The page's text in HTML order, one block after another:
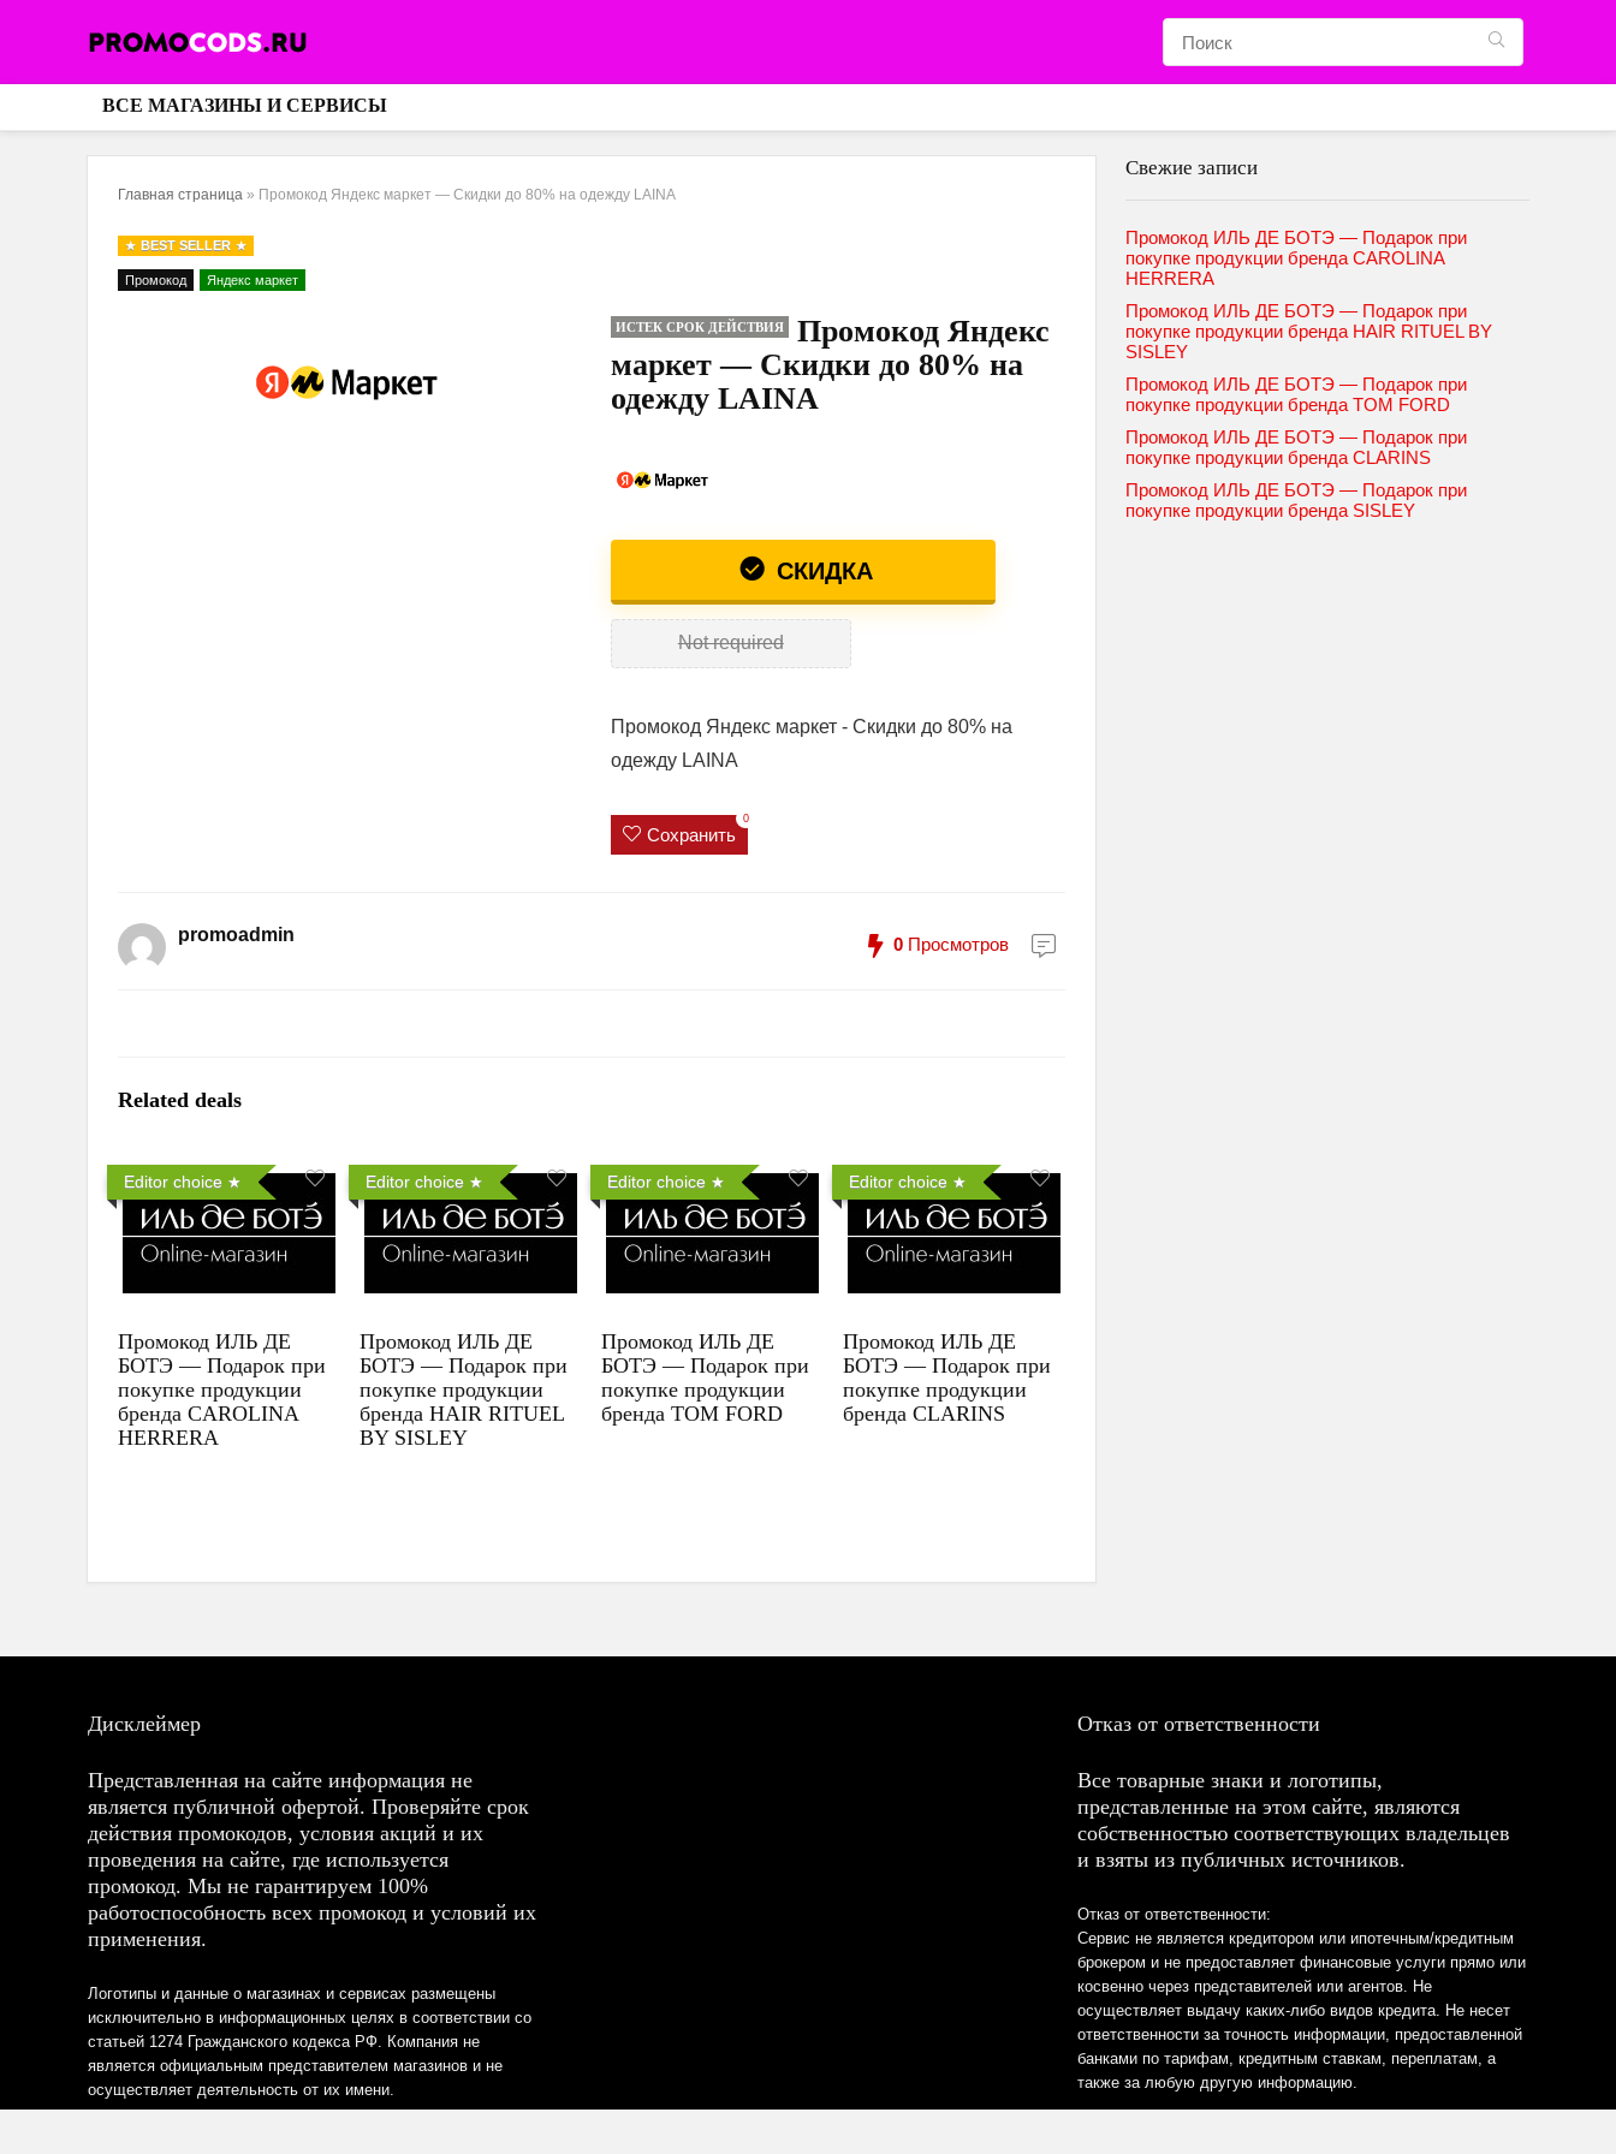
ВСЕ МАГАЗИНЫ И СЕРВИСЫ
Главная страница » Промокод Яндекс маркет — Скидки до 80% на одежду LAINA
BEST SELLER
Промокод Яндекс маркет
ИСТЕК СРОК ДЕЙСТВИЯ
Промокод Яндекс
маркет — Скидки до 80% на
одежду LAINA
СКИДКА
Not required
Промокод Яндекс маркет - Скидки до 80% на
одежду LAINA
Сохранить
0
promoadmin 0 Просмотров
Related deals
Editor choice
Промокод ИЛЬ ДЕ
БОТЭ — Подарок при
покупке продукции
бренда CAROLINA
HERRERA
Editor choice
Промокод ИЛЬ ДЕ
БОТЭ — Подарок при
покупке продукции
бренда HAIR RITUEL
BY SISLEY
Editor choice
Промокод ИЛЬ ДЕ
БОТЭ — Подарок при
покупке продукции
бренда TOM FORD
Editor choice
Промокод ИЛЬ ДЕ
БОТЭ — Подарок при
покупке продукции
бренда CLARINS
Свежие записи
Промокод ИЛЬ ДЕ БОТЭ — Подарок при
покупке продукции бренда CAROLINA
HERRERA
Промокод ИЛЬ ДЕ БОТЭ — Подарок при
покупке продукции бренда HAIR RITUEL BY
SISLEY
Промокод ИЛЬ ДЕ БОТЭ — Подарок при
покупке продукции бренда TOM FORD
Промокод ИЛЬ ДЕ БОТЭ — Подарок при
покупке продукции бренда CLARINS
Промокод ИЛЬ ДЕ БОТЭ — Подарок при
покупке продукции бренда SISLEY
Дисклеймер
Представленная на сайте информация не
является публичной офертой. Проверяйте срок
действия промокодов, условия акций и их
проведения на сайте, где используется
промокод. Мы не гарантируем 100%
работоспособность всех промокод и условий их
применения.
Логотипы и данные о магазинах и сервисах размещены
исключительно в информационных целях в соответствии со
статьей 1274 Гражданского кодекса РФ. Компания не
является официальным представителем магазинов и не
осуществляет деятельность от их имени.
Отказ от ответственности
Все товарные знаки и логотипы,
представленные на этом сайте, являются
собственностью соответствующих владельцев
и взяты из публичных источников.
Отказ от ответственности:
Сервис не является кредитором или ипотечным/кредитным
брокером и не предоставляет финансовые услуги прямо или
косвенно через представителей или агентов. Не
осуществляет выдачу каких-либо видов кредита. Не несет
ответственности за точность информации, предоставленной
банками по тарифам, кредитным ставкам, переплатам, а
также за любую другую информацию.